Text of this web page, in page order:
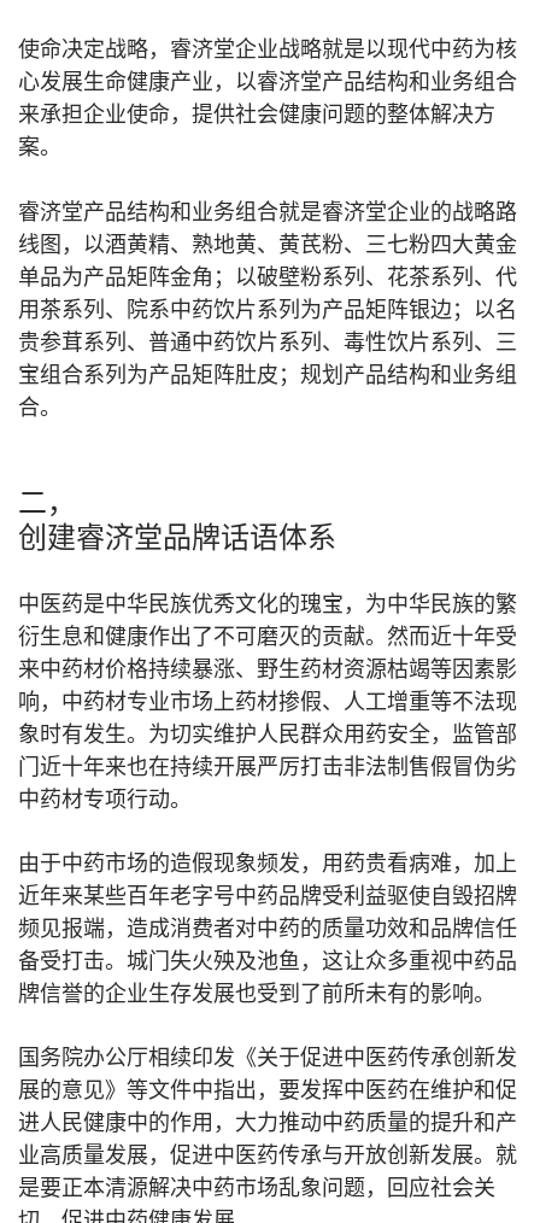
使命决定战略，睿济堂企业战略就是以现代中药为核
心发展生命健康产业，以睿济堂产品结构和业务组合
来承担企业使命，提供社会健康问题的整体解决方
案。
睿济堂产品结构和业务组合就是睿济堂企业的战略路
线图，以酒黄精、熟地黄、黄芪粉、三七粉四大黄金
单品为产品矩阵金角；以破壁粉系列、花茶系列、代
用茶系列、院系中药饮片系列为产品矩阵银边；以名
贵参茸系列、普通中药饮片系列、毒性饮片系列、三
宝组合系列为产品矩阵肚皮；规划产品结构和业务组
合。
二，
创建睿济堂品牌话语体系
中医药是中华民族优秀文化的瑰宝，为中华民族的繁
衍生息和健康作出了不可磨灭的贡献。然而近十年受
来中药材价格持续暴涨、野生药材资源枯竭等因素影
响，中药材专业市场上药材掺假、人工增重等不法现
象时有发生。为切实维护人民群众用药安全，监管部
门近十年来也在持续开展严厉打击非法制售假冒伪劣
中药材专项行动。
由于中药市场的造假现象频发，用药贵看病难，加上
近年来某些百年老字号中药品牌受利益驱使自毁招牌
频见报端，造成消费者对中药的质量功效和品牌信任
备受打击。城门失火殃及池鱼，这让众多重视中药品
牌信誉的企业生存发展也受到了前所未有的影响。
国务院办公厅相续印发《关于促进中医药传承创新发
展的意见》等文件中指出，要发挥中医药在维护和促
进人民健康中的作用，大力推动中药质量的提升和产
业高质量发展，促进中医药传承与开放创新发展。就
是要正本清源解决中药市场乱象问题，回应社会关